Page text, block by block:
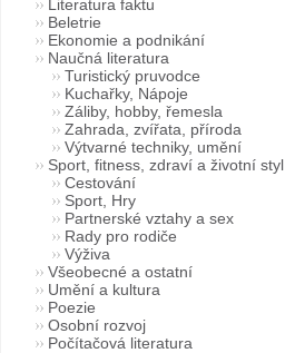
Literatura faktu
Beletrie
Ekonomie a podnikání
Naučná literatura
Turistický pruvodce
Kuchařky, Nápoje
Záliby, hobby, řemesla
Zahrada, zvířata, příroda
Výtvarné techniky, umění
Sport, fitness, zdraví a životní styl
Cestování
Sport, Hry
Partnerské vztahy a sex
Rady pro rodiče
Výživa
Všeobecné a ostatní
Umění a kultura
Poezie
Osobní rozvoj
Počítačová literatura